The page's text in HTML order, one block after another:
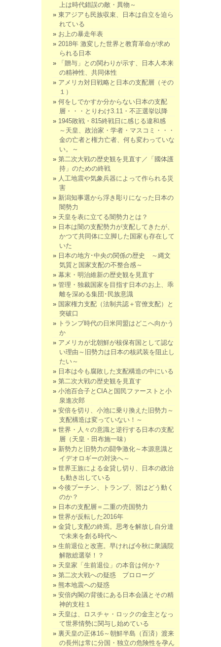
上は時代錯誤の敵・異物～
東アジアも民族収束、日本は自立を迫ら
れている
お上の暴走年表
2018年 激変した世界と教育革命が求め
られる日本
「贈与」との関わりが示す、日本人本来
の精神性、共同体性
アメリカ対日戦略と日本の支配層（その
１）
何をしでかすか分からない日本の支配
層・・・とりわけ3.11・不正選挙以降
1945敗戦・815終戦日に感じる違和感
～天皇、政治家・学者・マスコミ・・・
金の亡者と権力亡者、何も変わっていな
い。～
第二次大戦の歴史観を見直す／「國体護
持」のための終戦
人工地震や気象兵器によって作られる災
害
新潟知事選から浮き彫りになった日本の
闇勢力
天皇を表に立てる闇勢力とは？
日本は闇の支配勢力が支配してきたが、
かつて共同体に立脚した国家も存在して
いた
日本の地方･中央の関係の歴史 ～縄文
気質と国家支配の不整合感～
幕末・明治維新の歴史観を見直す
管理・独裁国家を目指す日本のお上、乖
離を深める集団･民族意識
国家権力支配（法制共認＋官僚支配）と
突破口
トランプ時代の日米同盟はどこへ向かう
か
アメリカが北朝鮮が核保有国として認な
い理由～旧勢力は日本の核武装を阻止し
たい～
日本は今も腐敗した支配構造の中にいる
第二次大戦の歴史観を見直す
小池百合子とCIAと国民ファーストと小
泉進次郎
安倍を切り、小池に乗り換えた旧勢力～
支配構造は変っていない！～
世界・人々の意識と逆行する日本の支配
層（天皇・田布施一味）
新勢力と旧勢力の闘争激化～本源意識と
イデオロギーの対決へ～
世界王族による金貸し切り、日本の政治
も動き出している
今後プーチン、トランプ、習はどう動く
のか？
日本の支配層＝二重の売国勢力
世界が反転した2016年
金貸し支配の終焉。思考を解放し自分達
で未来を創る時代へ
生前退位と改憲。早ければ今秋に衆議院
解散総選挙！？
天皇家「生前退位」の本音は何か？
第二次大戦への疑惑 プロローグ
熊本地震への疑惑
安倍内閣の背後にある日本会議とその精
神的支柱１
天皇は、ロスチャ・ロックの金主となっ
て世界情勢に関与し始めている
裏天皇の正体16～朝鮮半島（百済）渡来
の長州は常に分国・独立の危険性を孕ん